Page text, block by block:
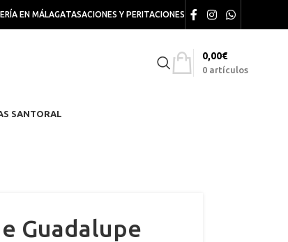
EN MÁLAGATASACIONES Y PERITACIONES
0 artículos
0,00€
SANTORAL
Guadalupe